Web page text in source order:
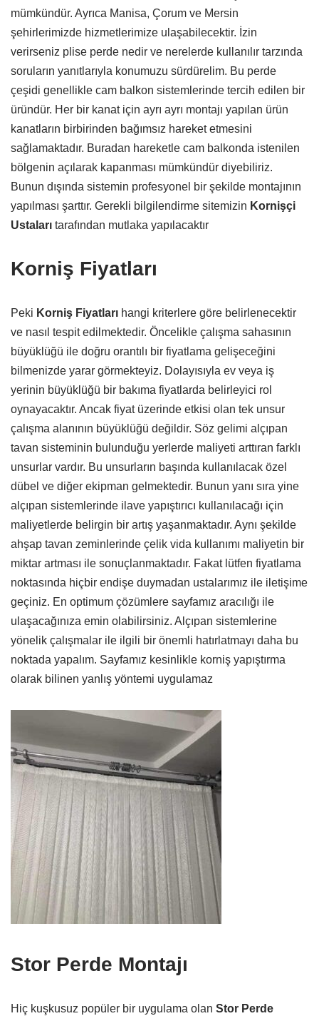
mümkündür. Ayrıca Manisa, Çorum ve Mersin
şehirlerimizde hizmetlerimize ulaşabilecektir. İzin
verirseniz plise perde nedir ve nerelerde kullanılır tarzında
soruların yanıtlarıyla konumuzu sürdürelim. Bu perde
çeşidi genellikle cam balkon sistemlerinde tercih edilen bir
üründür. Her bir kanat için ayrı ayrı montajı yapılan ürün
kanatların birbirinden bağımsız hareket etmesini
sağlamaktadır. Buradan hareketle cam balkonda istenilen
bölgenin açılarak kapanması mümkündür diyebiliriz.
Bunun dışında sistemin profesyonel bir şekilde montajının
yapılması şarttır. Gerekli bilgilendirme sitemizin Kornişçi
Ustaları tarafından mutlaka yapılacaktır
Korniş Fiyatları
Peki Korniş Fiyatları hangi kriterlere göre belirlenecektir
ve nasıl tespit edilmektedir. Öncelikle çalışma sahasının
büyüklüğü ile doğru orantılı bir fiyatlama gelişeceğini
bilmenizde yarar görmekteyiz. Dolayısıyla ev veya iş
yerinin büyüklüğü bir bakıma fiyatlarda belirleyici rol
oynayacaktır. Ancak fiyat üzerinde etkisi olan tek unsur
çalışma alanının büyüklüğü değildir. Söz gelimi alçıpan
tavan sisteminin bulunduğu yerlerde maliyeti arttıran farklı
unsurlar vardır. Bu unsurların başında kullanılacak özel
dübel ve diğer ekipman gelmektedir. Bunun yanı sıra yine
alçıpan sistemlerinde ilave yapıştırıcı kullanılacağı için
maliyetlerde belirgin bir artış yaşanmaktadır. Aynı şekilde
ahşap tavan zeminlerinde çelik vida kullanımı maliyetin bir
miktar artması ile sonuçlanmaktadır. Fakat lütfen fiyatlama
noktasında hiçbir endişe duymadan ustalarımız ile iletişime
geçiniz. En optimum çözümlere sayfamız aracılığı ile
ulaşacağınıza emin olabilirsiniz. Alçıpan sistemlerine
yönelik çalışmalar ile ilgili bir önemli hatırlatmayı daha bu
noktada yapalım. Sayfamız kesinlikle korniş yapıştırma
olarak bilinen yanlış yöntemi uygulamaz
Stor Perde Montajı
Hiç kuşkusuz popüler bir uygulama olan Stor Perde